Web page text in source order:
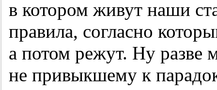
в котором живут наши
правила, согласно
а потом режут. Ну разве
не привыкшему к